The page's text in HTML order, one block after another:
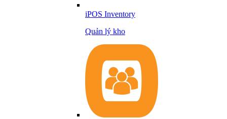
iPOS Inventory
Quản lý kho